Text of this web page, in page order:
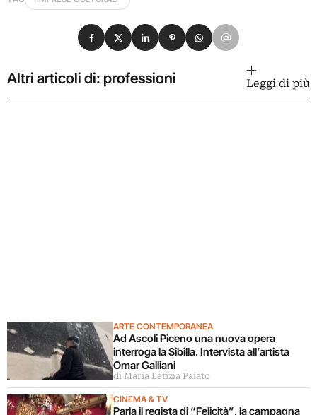
Condividi su Facebook
Condividi su X
Condividi su LinkedIn
Condividi su Pinterest
Condividi su WhatsApp
Condividi su Email
Altri articoli di: professioni Leggi di più
ARTE CONTEMPORANEA
Ad Ascoli Piceno una nuova opera
interroga la Sibilla. Intervista all’artista
Omar Galliani
di Maria Letizia Paiato
CINEMA & TV
Parla il regista di “Felicità”, la campagna